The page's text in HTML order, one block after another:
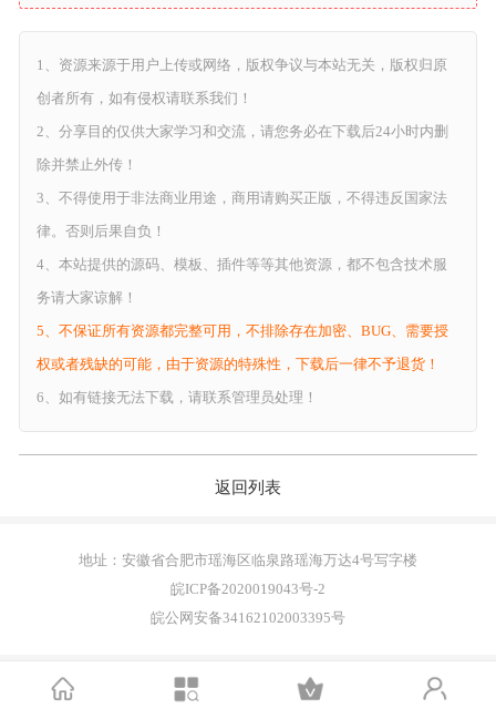
1、资源来源于用户上传或网络，版权争议与本站无关，版权归原
创者所有，如有侵权请联系我们！
2、分享目的仅供大家学习和交流，请您务必在下载后24小时内删
除并禁止外传！
3、不得使用于非法商业用途，商用请购买正版，不得违反国家法
律。否则后果自负！
4、本站提供的源码、模板、插件等等其他资源，都不包含技术服
务请大家谅解！
5、不保证所有资源都完整可用，不排除存在加密、BUG、需要授
权或者残缺的可能，由于资源的特殊性，下载后一律不予退货！
6、如有链接无法下载，请联系管理员处理！
返回列表
地址：安徽省合肥市瑶海区临泉路瑶海万达4号写字楼
皖ICP备2020019043号-2
皖公网安备34162102003395号